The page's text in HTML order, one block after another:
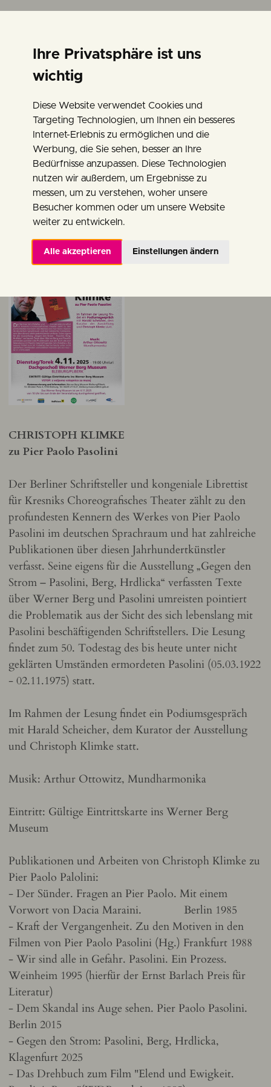
Ihre Privatsphäre ist uns
wichtig
Diese Website verwendet Cookies und
Targeting Technologien, um Ihnen ein besseres
Internet-Erlebnis zu ermöglichen und die
Werbung, die Sie sehen, besser an Ihre
Bedürfnisse anzupassen. Diese Technologien
nutzen wir außerdem, um Ergebnisse zu
messen, um zu verstehen, woher unsere
Besucher kommen oder um unsere Website
weiter zu entwickeln.
Alle akzeptieren Einstellungen ändern
CHRISTOPH KLIMKE
ZU PIER PAOLO
PASOLINI
04.11.2025 - 19:00 Uhr
Werner Berg Museum
CHRISTOPH KLIMKE
zu Pier Paolo Pasolini
Der Berliner Schriftsteller und kongeniale Librettist
für Kresniks Choreografisches Theater zählt zu den
profundesten Kennern des Werkes von Pier Paolo
Pasolini im deutschen Sprachraum und hat zahlreiche
Publikationen über diesen Jahrhundertkünstler
verfasst. Seine eigens für die Ausstellung „Gegen den
Strom – Pasolini, Berg, Hrdlicka“ verfassten Texte
über Werner Berg und Pasolini umreisten pointiert
die Problematik aus der Sicht des sich lebenslang mit
Pasolini beschäftigenden Schriftstellers. Die Lesung
findet zum 50. Todestag des bis heute unter nicht
geklärten Umständen ermordeten Pasolini (05.03.1922
- 02.11.1975) statt.
Im Rahmen der Lesung findet ein Podiumsgespräch
mit Harald Scheicher, dem Kurator der Ausstellung
und Christoph Klimke statt.
Musik: Arthur Ottowitz, Mundharmonika
Eintritt: Gültige Eintrittskarte ins Werner Berg
Museum
Publikationen und Arbeiten von Christoph Klimke zu
Pier Paolo Palolini:
- Der Sünder. Fragen an Pier Paolo. Mit einem
Vorwort von Dacia Maraini. Berlin 1985
- Kraft der Vergangenheit. Zu den Motiven in den
Filmen von Pier Paolo Pasolini (Hg.) Frankfurt 1988
- Wir sind alle in Gefahr. Pasolini. Ein Prozess.
Weinheim 1995 (hierfür der Ernst Barlach Preis für
Literatur)
- Dem Skandal ins Auge sehen. Pier Paolo Pasolini.
Berlin 2015
- Gegen den Strom: Pasolini, Berg, Hrdlicka,
Klagenfurt 2025
- Das Drehbuch zum Film "Elend und Ewigkeit.